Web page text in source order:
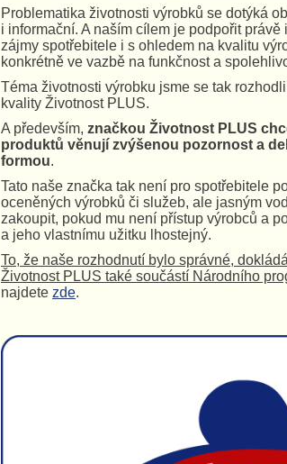
Problematika životnosti výrobků se dotýká
i informační. A naším cílem je podpořit
zájmy spotřebitele i s ohledem na kvalitu
konkrétně ve vazbě na funkčnost a
Téma životnosti výrobku jsme se tak
kvality Životnost PLUS.
A především, značkou Životnost PLUS
produktů věnují zvýšenou pozornost a
formou.
Tato naše značka tak není pro spotřebitele
oceněných výrobků či služeb, ale jasným
zakoupit, pokud mu není přístup výrobců a
a jeho vlastnímu užitku lhostejný.
To, že naše rozhodnutí bylo správné,
Životnost PLUS také součástí Národního
najdete zde.